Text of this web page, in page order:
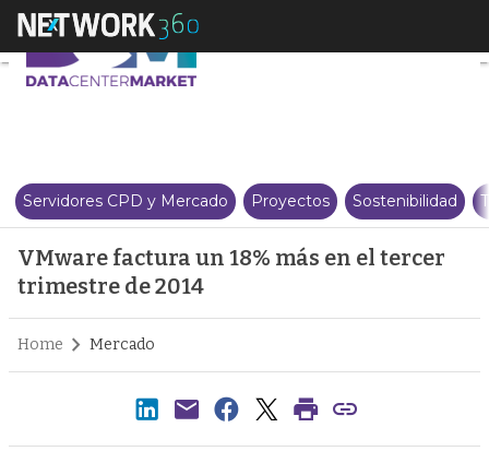
VMware factura un 18% más
Servidores CPD y Mercado Proyectos Sostenibilidad
VMware factura un 18% más en el tercer
trimestre de 2014
Home Mercado